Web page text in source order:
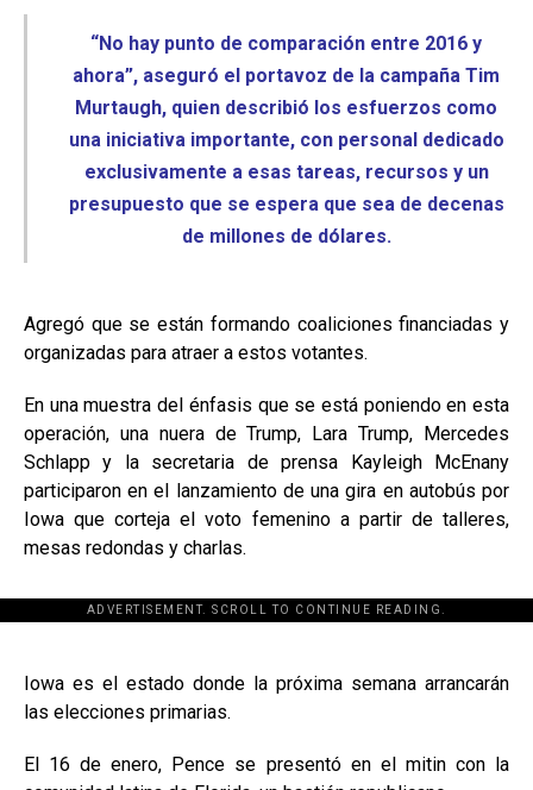
“No hay punto de comparación entre 2016 y
ahora”, aseguró el portavoz de la campaña Tim
Murtaugh, quien describió los esfuerzos como
una iniciativa importante, con personal dedicado
exclusivamente a esas tareas, recursos y un
presupuesto que se espera que sea de decenas
de millones de dólares.
Agregó que se están formando coaliciones financiadas y
organizadas para atraer a estos votantes.
En una muestra del énfasis que se está poniendo en esta
operación, una nuera de Trump, Lara Trump, Mercedes
Schlapp y la secretaria de prensa Kayleigh McEnany
participaron en el lanzamiento de una gira en autobús por
Iowa que corteja el voto femenino a partir de talleres,
mesas redondas y charlas.
ADVERTISEMENT. SCROLL TO CONTINUE READING.
[adsforwp id="243463"]
Iowa es el estado donde la próxima semana arrancarán
las elecciones primarias.
El 16 de enero, Pence se presentó en el mitin con la